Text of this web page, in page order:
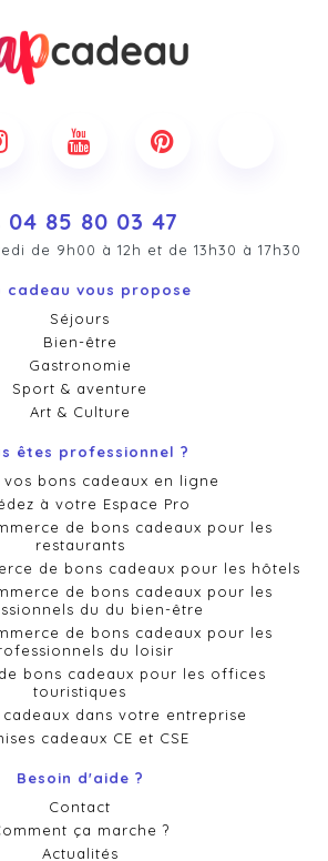
04 85 80 03 47
de 9h00 à 12h et de 13h30 à 17h30
cadeau vous propose
Séjours
Bien-être
Gastronomie
Sport & aventure
Art & Culture
êtes professionnel ?
vos bons cadeaux en ligne
à votre Espace Pro
de bons cadeaux pour les
restaurants
de bons cadeaux pour les hôtels
de bons cadeaux pour les
du du bien-être
de bons cadeaux pour les
du loisir
bons cadeaux pour les offices
touristiques
dans votre entreprise
cadeaux CE et CSE
Besoin d'aide ?
Contact
ça marche ?
Actualités